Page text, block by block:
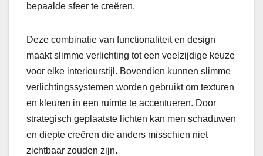
bepaalde sfeer te creëren.
Deze combinatie van functionaliteit en design
maakt slimme verlichting tot een veelzijdige keuze
voor elke interieurstijl. Bovendien kunnen slimme
verlichtingssystemen worden gebruikt om texturen
en kleuren in een ruimte te accentueren. Door
strategisch geplaatste lichten kan men schaduwen
en diepte creëren die anders misschien niet
zichtbaar zouden zijn.